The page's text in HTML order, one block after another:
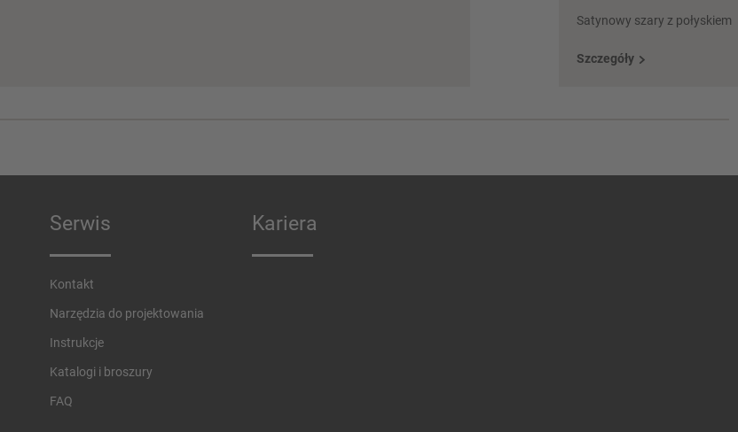
Satynowy szary z połyskiem
Szczegóły
Serwis
Kontakt
Narzędzia do projektowania
Instrukcje
Katalogi i broszury
FAQ
Kariera